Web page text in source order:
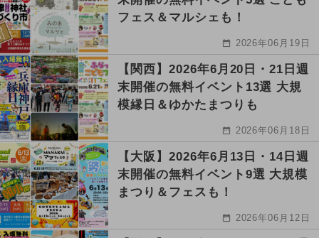
フェス＆マルシェも！
2026年06月19日
【関西】2026年6月20日・21日週
末開催の無料イベント13選 大規
模縁日＆ゆかたまつりも
2026年06月18日
【大阪】2026年6月13日・14日週
末開催の無料イベント9選 大規模
まつり＆フェスも！
2026年06月12日